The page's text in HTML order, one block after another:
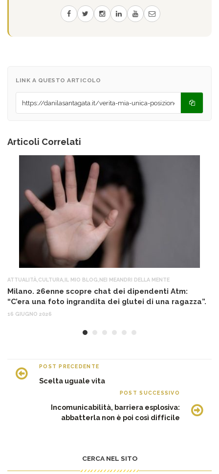
LINK A QUESTO ARTICOLO
Articoli Correlati
ATTUALITÀ CULTURA IL MIO BLOG NEI MEANDRI DELLA MENTE
Milano. 26enne scopre chat dei dipendenti Atm:
“C’era una foto ingrandita dei glutei di una ragazza”.
16 GIUGNO 2026
POST PRECEDENTE
Scelta uguale vita
POST SUCCESSIVO
Incomunicabilità, barriera esplosiva:
abbatterla non è poi così difficile
CERCA NEL SITO